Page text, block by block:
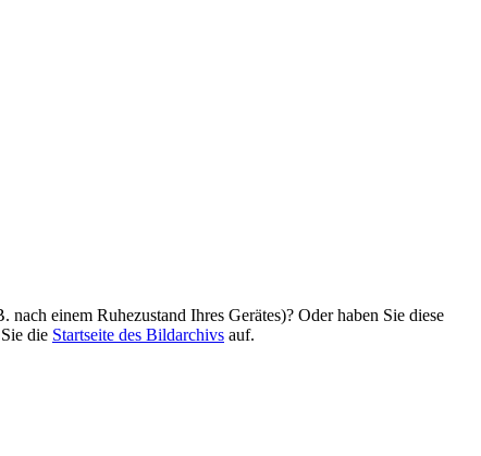
einem Ruhezustand Ihres Gerätes)? Oder haben Sie diese
die Startseite des Bildarchivs auf.